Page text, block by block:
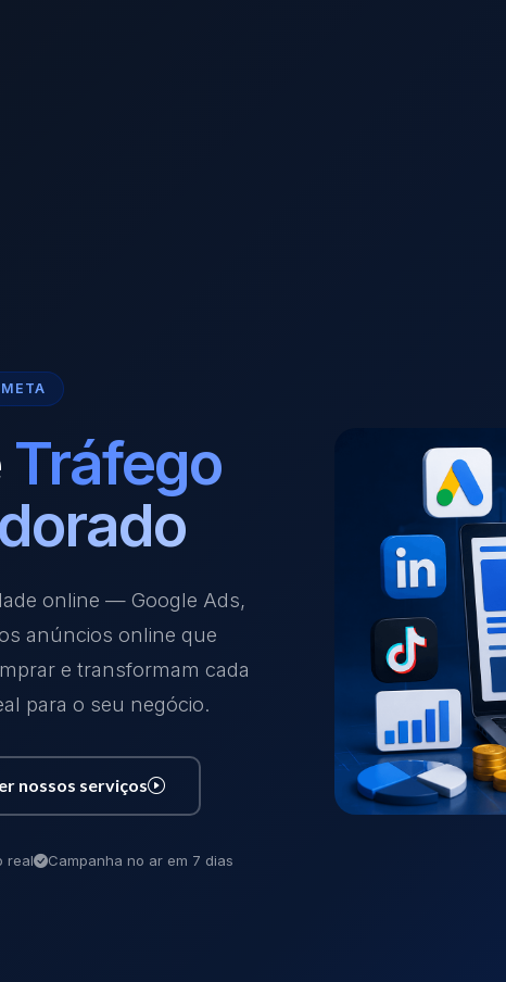
Tráfego
online — Google Ads,
anúncios online que
e transformam cada
para o seu negócio.
nossos serviços
real Campanha no ar em 7 dias